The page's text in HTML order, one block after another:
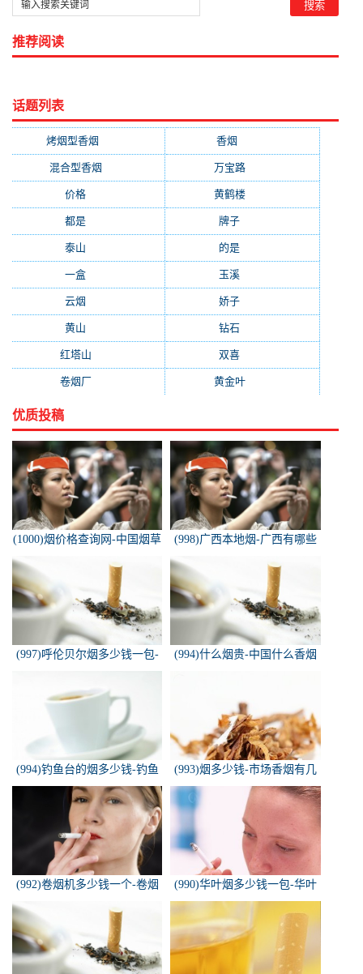
推荐阅读
话题列表
烤烟型香烟 香烟
混合型香烟 万宝路(331)
价格 黄鹤楼(315)
都是 牌子
泰山 的是
一盒 玉溪
云烟 娇子
黄山 钻石
红塔山 双喜
卷烟厂(154) 黄金叶(151)
优质投稿
(1000)烟价格查询网-中国烟草
(998)广西本地烟-广西有哪些
(997)呼伦贝尔烟多少钱一包-
白色的呼伦贝尔香烟多少钱一
(994)什么烟贵-中国什么香烟
(994)钓鱼台的烟多少钱-钓鱼
台香烟价格有哪几种规格？
(993)烟多少钱-市场香烟有几
种 各多少钱一包
(992)卷烟机多少钱一个-卷烟
(990)华叶烟多少钱一包-华叶
烟价格多少钱一包